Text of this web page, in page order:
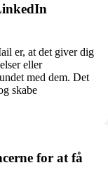
er, at det giver dig
eller
med dem. Det
skabe
for at få